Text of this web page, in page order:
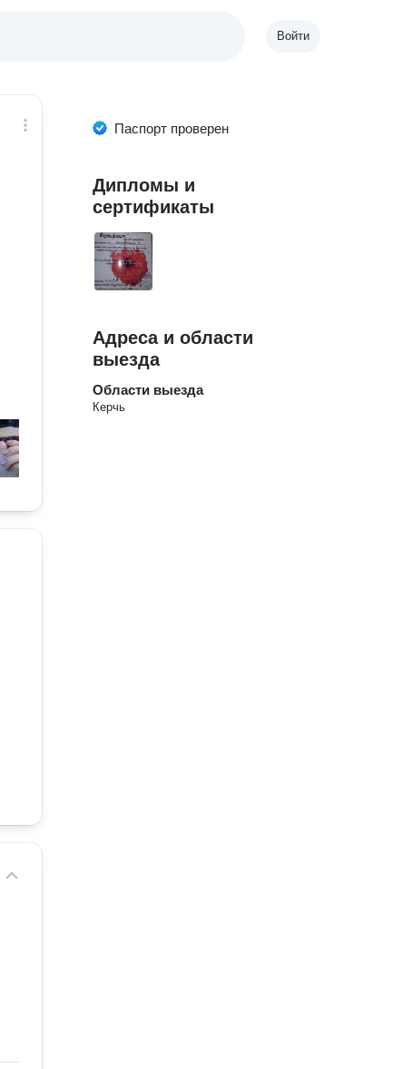
Войти
Паспорт проверен
Дипломы и
сертификаты
Адреса и области
выезда
Области выезда
Керчь